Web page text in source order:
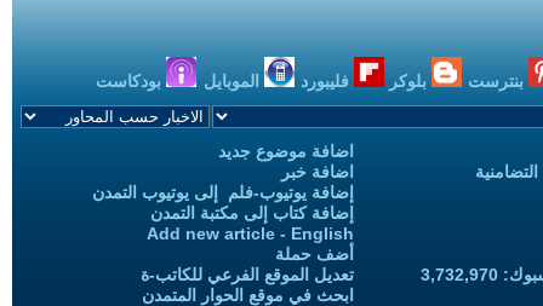
بنترست بلوكر فليبورد الموبايل بودكاست
اضافة موضوع جديد
اضافة خبر
إضافة يوتيوب-فلم إلى يوتيوب التمدن
إضافة كتاب إلى مكتبة التمدن
Add new article - English
أضف حملة
تعديل الموقع الفرعي للكاتب-ة
ابحث في موقع الحوار المتمدن